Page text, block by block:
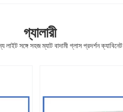
গ্যালারী
লাইট সঙ্গে সহজ ম্যাট বাদামী গ্লাস প্রদর্শন ক্যাবিনেট